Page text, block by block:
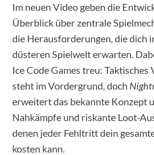
Im neuen Video geben die
Überblick über zentrale
die Herausforderungen, die dich
düsteren Spielwelt erwarten.
Ice Code Games treu: Taktisches
steht im Vordergrund, doch
erweitert das bekannte Konzept
Nahkämpfe und riskante Loot-
denen jeder Fehltritt dein
kosten kann.